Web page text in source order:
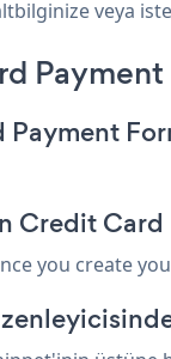
veya
Payment
Credit Card
you create